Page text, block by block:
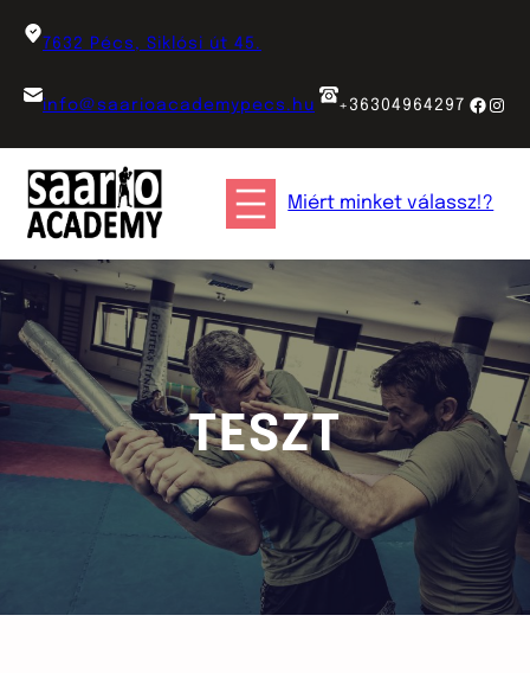
7632 Pécs, Siklósi út 45.
info@saarioacademypecs.hu +36304964297
Miért minket válassz!?
TESZT